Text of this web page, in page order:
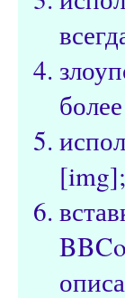
[img];